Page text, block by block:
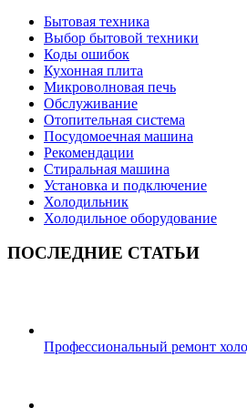
Бытовая техника
Выбор бытовой техники
Коды ошибок
Кухонная плита
Микроволновая печь
Обслуживание
Отопительная система
Посудомоечная машина
Рекомендации
Стиральная машина
Установка и подключение
Холодильник
Холодильное оборудование
ПОСЛЕДНИЕ СТАТЬИ
Профессиональный ремонт